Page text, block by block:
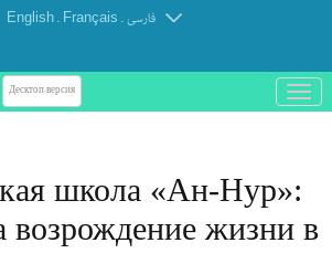
English . Français . فارسی
Десктоп-версия
باز
و
منوшкола «Ан-Нур»:
возрождение жизни в